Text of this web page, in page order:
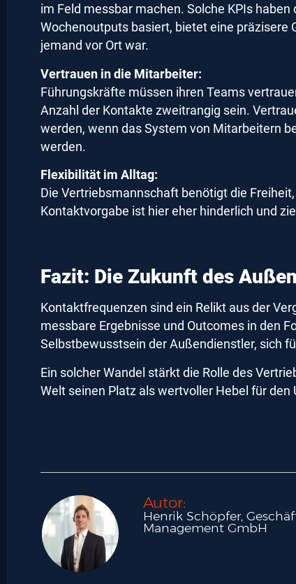
im Feld messbar machen. Solche KPIs
Wochenoutputs basiert, bietet eine präzisere
jemand vor Ort war.
Vertrauen in die Mitarbeiter:
Führungskräfte müssen ihren Teams
Anzahl der Kontakte zweitrangig sein.
werden, wenn das System von Mitarbeitern
werden.
Flexibilität im Alltag:
Die Vertriebsmannschaft benötigt die
Kontaktvorgabe ist hier eher hinderlich und
Fazit: Die Zukunft des
Kontaktfrequenzen sind ein Relikt aus der
messbare Ergebnisse und Outcomes in den
Selbstbewusstsein der Außendienstler, sich
Ein solcher Wandel stärkt die Rolle des
Welt seinen Platz als wertvoller Hebel für
Autor:
Henrik Schöpfer,
Management GmbH